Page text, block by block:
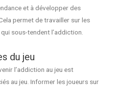
et à développer des
permet de travailler sur les
sous-tendent l’addiction.
du jeu
l’addiction au jeu est
au jeu. Informer les joueurs sur